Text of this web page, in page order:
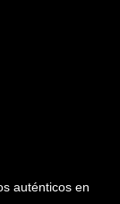
auténticos en